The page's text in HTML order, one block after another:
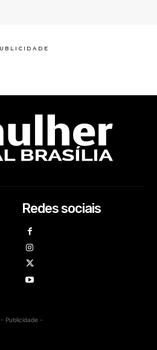
Redes sociais
- Publicidade -